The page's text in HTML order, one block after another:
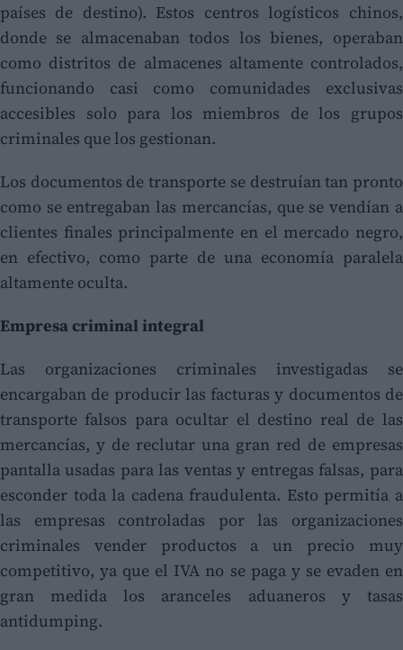
países de destino). Estos centros logísticos chinos,
donde se almacenaban todos los bienes, operaban
como distritos de almacenes altamente controlados,
funcionando casi como comunidades exclusivas
accesibles solo para los miembros de los grupos
criminales que los gestionan.
Los documentos de transporte se destruían tan pronto
como se entregaban las mercancías, que se vendían a
clientes finales principalmente en el mercado negro,
en efectivo, como parte de una economía paralela
altamente oculta.
Empresa criminal integral
Las organizaciones criminales investigadas se
encargaban de producir las facturas y documentos de
transporte falsos para ocultar el destino real de las
mercancías, y de reclutar una gran red de empresas
pantalla usadas para las ventas y entregas falsas, para
esconder toda la cadena fraudulenta. Esto permitía a
las empresas controladas por las organizaciones
criminales vender productos a un precio muy
competitivo, ya que el IVA no se paga y se evaden en
gran medida los aranceles aduaneros y tasas
antidumping.